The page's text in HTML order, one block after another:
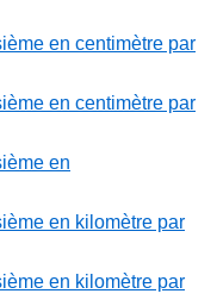
en centimètre par
en centimètre par
en
en kilomètre par
en kilomètre par